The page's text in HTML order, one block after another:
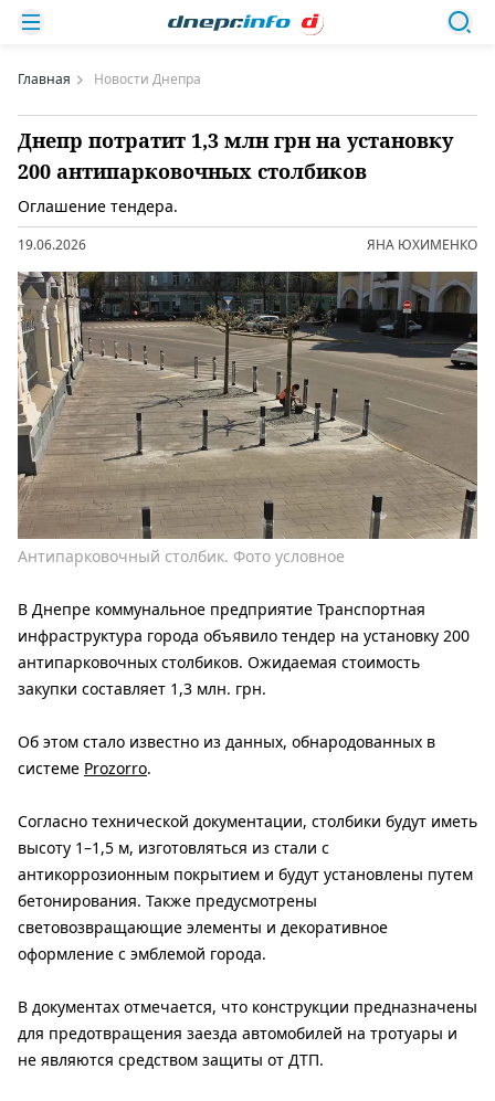
Главная Новости Днепра
Днепр потратит 1,3 млн грн на установку
200 антипарковочных столбиков
Оглашение тендера.
19.06.2026 ЯНА ЮХИМЕНКО
Антипарковочный столбик. Фото условное
В Днепре коммунальное предприятие Транспортная
инфраструктура города объявило тендер на установку 200
антипарковочных столбиков. Ожидаемая стоимость
закупки составляет 1,3 млн. грн.
Об этом стало известно из данных, обнародованных в
системе Prozorro.
Согласно технической документации, столбики будут иметь
высоту 1–1,5 м, изготовляться из стали с
антикоррозионным покрытием и будут установлены путем
бетонирования. Также предусмотрены
световозвращающие элементы и декоративное
оформление с эмблемой города.
В документах отмечается, что конструкции предназначены
для предотвращения заезда автомобилей на тротуары и
не являются средством защиты от ДТП.